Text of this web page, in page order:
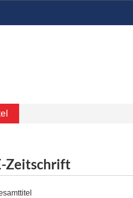
Zeitschrift